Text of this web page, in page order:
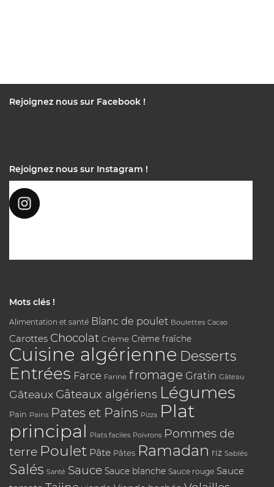
Rejoignez nous sur Facebook !
Rejoignez nous sur Instagram !
Mots clés !
Alimentation et santé Blanc de poulet Boulettes Cacao
Carottes Chocolat Crème Crème fraîche
Cuisine algérienne Desserts
Entrées Farce Farine fromage Gratin Gâteau
Gâteaux Gâteaux algériens Légumes
Pain Pains Pates et Pains Pizza Plat
principal Plats faciles Poivrons Pommes de
terre Poulet Pâte Pâtes Ramadan riz Sablés
Salés Santé Sauce Sauce blanche Sauce rouge Sauce